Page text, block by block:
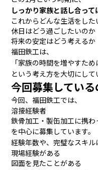
しっかり家族と話し合って
これからどんな生活をした
休日はどう過ごしたいのか
将来の安定はどう考えるか
福田鉄工は、
「家族の時間を増やすため
という考え方を大切にして
今回募集してい
今回、福田鉄工では、
溶接経験者
鉄骨加工・製缶加工に携
を中心に募集しています。
経験年数や、完璧なスキル
現場経験がある
図面を見たことがある